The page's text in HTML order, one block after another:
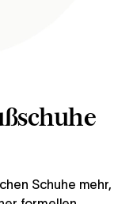
Schuhe mehr,